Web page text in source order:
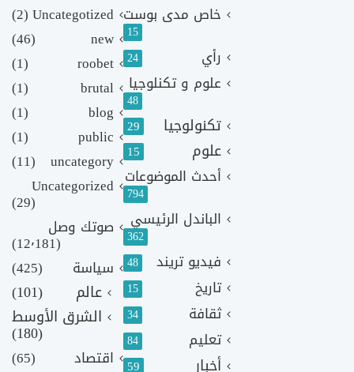
خاص مدى بوست
15
رأي 24
علوم و تكنلوجيا
48
تكنولوجيا 29
علوم 15
أحدث الموضوعات
794
الباندل الرئيسي
362
فيديو تريند 48
تاريخ 15
ثقافة 34
تعليم 84
أخبار 59
Uncategotized
(2)
new
(46)
roobet
(1)
brutal
(1)
blog
(1)
public
(1)
uncategory
(11)
Uncategorized
(29)
صوتك وصل
(12٬181)
سياسة
(425)
عالم
(101)
الشرق الأوسط
(180)
اقتصاد
(65)